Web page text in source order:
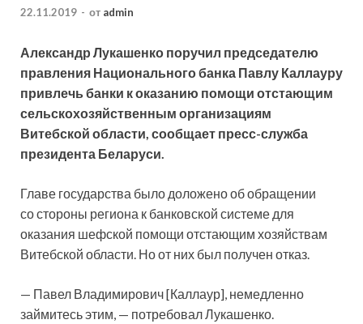
22.11.2019 - от admin
Александр Лукашенко поручил председателю
правления Национального банка Павлу Каллауру
привлечь банки к оказанию помощи отстающим
сельскохозяйственным организациям
Витебской области, сообщает пресс-служба
президента Беларуси.
Главе государства было доложено обобращении
со стороны региона к банковской системе для
оказания шефской помощи отстающим хозяйствам
Витебской области. Но от них был получен отказ.
— Павел Владимирович [Каллаур], немедленно
займитесь этим, — потребовал Лукашенко.